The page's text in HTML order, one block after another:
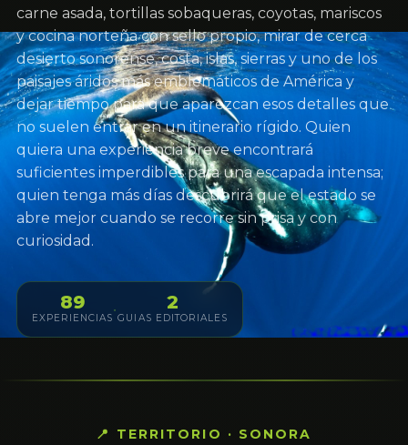
carne asada, tortillas sobaqueras, coyotas, mariscos
y cocina norteña con sello propio, mirar de cerca
desierto sonorense, costa, islas, sierras y uno de los
paisajes áridos más emblemáticos de América y
dejar tiempo para que aparezcan esos detalles que
no suelen entrar en un itinerario rígido. Quien
quiera una experiencia breve encontrará
suficientes imperdibles para una escapada intensa;
quien tenga más días descubrirá que el estado se
abre mejor cuando se recorre sin prisa y con
curiosidad.
89
EXPERIENCIAS· 2
GUIAS EDITORIALES
📍 TERRITORIO · SONORA